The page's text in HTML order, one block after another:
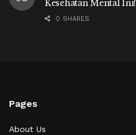
Kesehatan Mental Ini!
0 SHARES
Pages
About Us